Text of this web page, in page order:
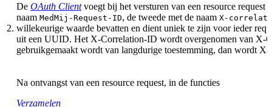
2.
De OAuth Clientvoegt bij het versturen van een resource request
naam MedMij-Request-ID, de tweede met de naam X-
willekeurige waarde bevatten en dient uniek te zijn voor ieder
uit een UUID. Het X-Correlation-ID wordt overgenomen van X-
gebruikgemaakt wordt van langdurige toestemming, dan wordt
Na ontvangst van een resource request, in de functies
Verzamelen